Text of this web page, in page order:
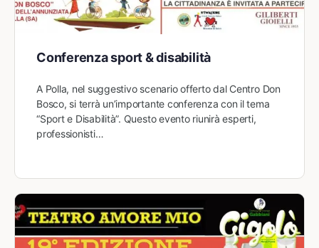
Conferenza sport & disabilità
A Polla, nel suggestivo scenario offerto dal Centro Don
Bosco, si terrà un’importante conferenza con il tema
“Sport e Disabilità”. Questo evento riunirà esperti,
professionisti…